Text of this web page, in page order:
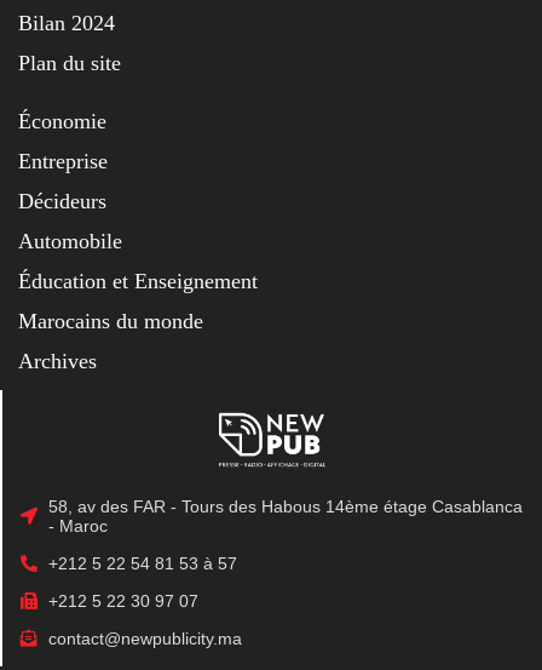
Bilan 2024
Plan du site
Économie
Entreprise
Décideurs
Automobile
Éducation et Enseignement
Marocains du monde
Archives
58, av des FAR - Tours des Habous 14ème étage Casablanca
- Maroc
+212 5 22 54 81 53 à 57
+212 5 22 30 97 07
contact@newpublicity.ma